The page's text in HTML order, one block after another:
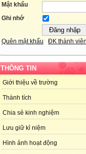
Mật khẩu
Ghi nhớ
Quên mật khẩu ĐK thành viên
THÔNG TIN
Giới thiệu về trường
Thành tích
Chia sẻ kinh nghiệm
Lưu giữ kỉ niệm
Hình ảnh hoạt động